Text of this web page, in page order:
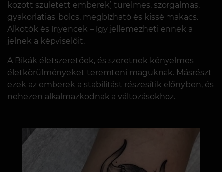
között született emberek) türelmes, szorgalmas,
gyakorlatias, bölcs, megbízható és kissé makacs.
Alkotók és ínyencek – így jellemezheti ennek a
jelnek a képviselőit.
A Bikák életszeretőek, és szeretnek kényelmes
életkörülményeket teremteni maguknak. Másrészt
ezek az emberek a stabilitást részesítik előnyben, és
nehezen alkalmazkodnak a változásokhoz.